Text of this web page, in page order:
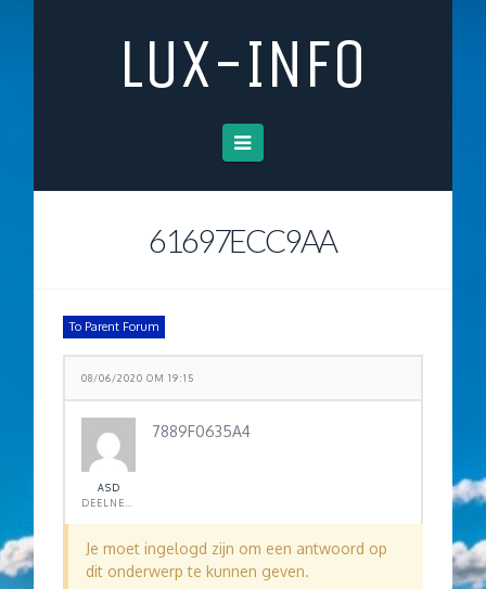
LUX-INFO
Navigation
61697ECC9AA
To Parent Forum
08/06/2020 OM 19:15
ASD
7889F0635A4
Je moet ingelogd zijn om een antwoord op
dit onderwerp te kunnen geven.